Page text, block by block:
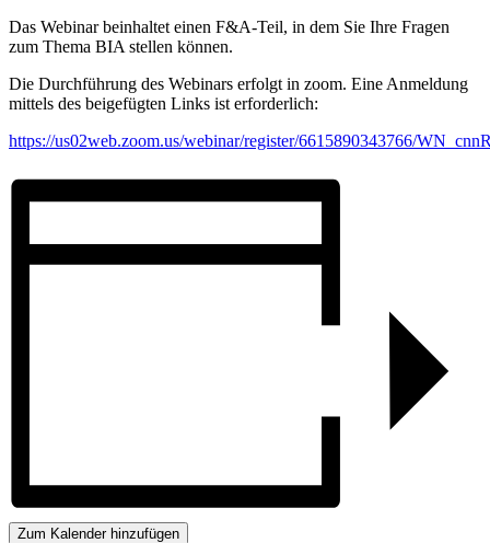
Das Webinar beinhaltet einen F&A-Teil, in dem Sie Ihre Fragen
zum Thema BIA stellen können.
Die Durchführung des Webinars erfolgt in zoom. Eine Anmeldung
mittels des beigefügten Links ist erforderlich:
https://us02web.zoom.us/webinar/register/6615890343766/
Zum Kalender hinzufügen